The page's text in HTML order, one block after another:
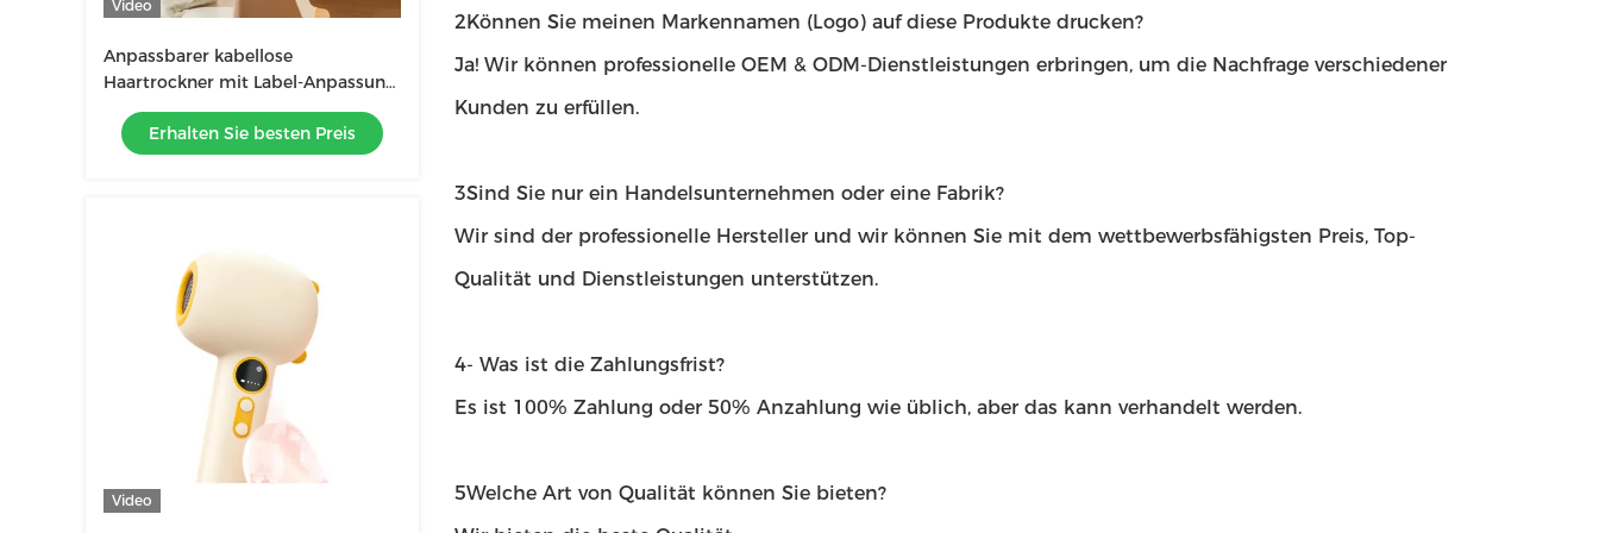
Video
Anpassbarer kabellose
Haartrockner mit Label-Anpassung
und Farboptionen
Erhalten Sie besten Preis
Video
2Können Sie meinen Markennamen (Logo) auf diese Produkte drucken?
Ja! Wir können professionelle OEM & ODM-Dienstleistungen erbringen, um die Nachfrage verschiedener
Kunden zu erfüllen.
3Sind Sie nur ein Handelsunternehmen oder eine Fabrik?
Wir sind der professionelle Hersteller und wir können Sie mit dem wettbewerbsfähigsten Preis, Top-
Qualität und Dienstleistungen unterstützen.
4- Was ist die Zahlungsfrist?
Es ist 100% Zahlung oder 50% Anzahlung wie üblich, aber das kann verhandelt werden.
5Welche Art von Qualität können Sie bieten?